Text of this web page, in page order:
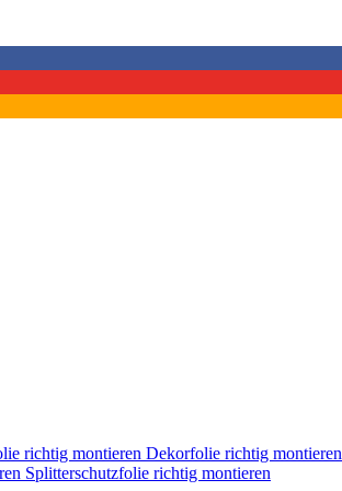
richtig montieren Dekorfolie richtig montieren
Splitterschutzfolie richtig montieren